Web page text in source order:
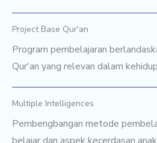
Project Base Qur'an
Program pembelajaran
Qur'an yang relevan dalam
Multiple Intelligences
Pembengbangan metode